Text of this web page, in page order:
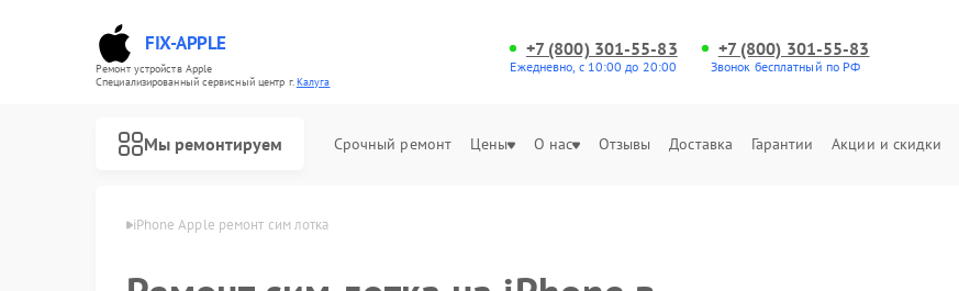
FIX-APPLE
Ремонт устройств Apple
Специализированный cервисный центр г.Калуга
+7 (800) 301-55-83
Ежедневно, с 10:00 до 20:00
+7 (800) 301-55-83
Звонок бесплатный по РФ
Мы ремонтируем Срочный ремонт Цены О нас Отзывы Доставка Гарантии Акции и скидки
iPhone Apple ремонт сим лотка